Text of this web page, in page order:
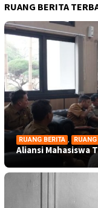
RUANG BERITA
RUANG BERITA
Aliansi Mahasiswa